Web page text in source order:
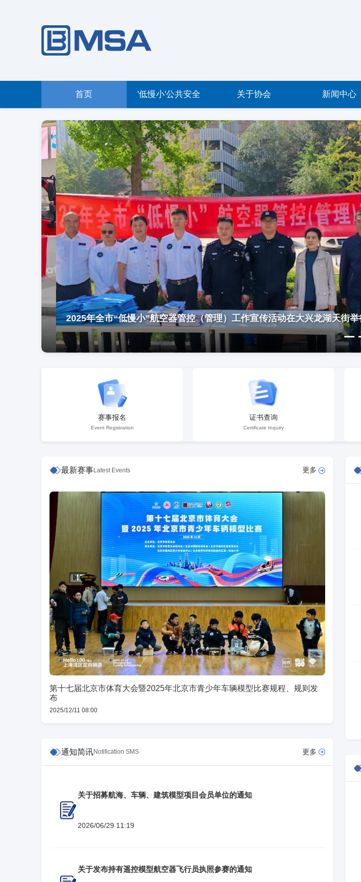
首页 '低慢小'公共安全 关于协会 新闻中心
2025年全市“低慢小”航空器管控（管理）工作宣传活动在大兴龙湖天街举行
赛事报名
Event Registration
证书查询
Certificate Inquiry
最新赛事Latest Events 更多
第十七届北京市体育大会暨2025年北京市青少年车辆模型比赛规程、规则发
布
2025/12/11 08:00
通知简讯Notification SMS 更多
关于招募航海、车辆、建筑模型项目会员单位的通知
2026/06/29 11:19
关于发布持有遥控模型航空器飞行员执照参赛的通知